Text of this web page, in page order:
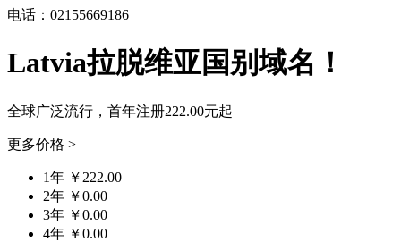
电话：02155669186
Latvia拉脱维亚国别域名！
全球广泛流行，首年注册222.00元起
更多价格 >
1年 ￥222.00
2年 ￥0.00
3年 ￥0.00
4年 ￥0.00